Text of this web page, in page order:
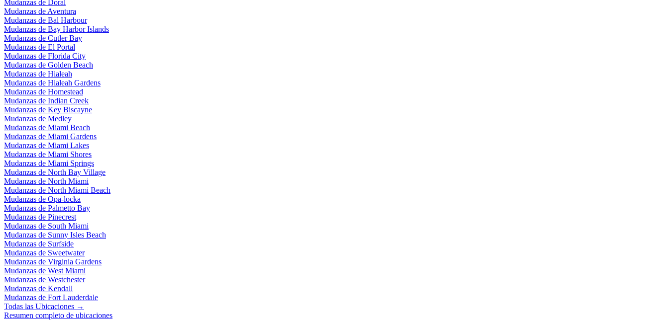
Mudanzas de Doral
Mudanzas de Aventura
Mudanzas de Bal Harbour
Mudanzas de Bay Harbor Islands
Mudanzas de Cutler Bay
Mudanzas de El Portal
Mudanzas de Florida City
Mudanzas de Golden Beach
Mudanzas de Hialeah
Mudanzas de Hialeah Gardens
Mudanzas de Homestead
Mudanzas de Indian Creek
Mudanzas de Key Biscayne
Mudanzas de Medley
Mudanzas de Miami Beach
Mudanzas de Miami Gardens
Mudanzas de Miami Lakes
Mudanzas de Miami Shores
Mudanzas de Miami Springs
Mudanzas de North Bay Village
Mudanzas de North Miami
Mudanzas de North Miami Beach
Mudanzas de Opa-locka
Mudanzas de Palmetto Bay
Mudanzas de Pinecrest
Mudanzas de South Miami
Mudanzas de Sunny Isles Beach
Mudanzas de Surfside
Mudanzas de Sweetwater
Mudanzas de Virginia Gardens
Mudanzas de West Miami
Mudanzas de Westchester
Mudanzas de Kendall
Mudanzas de Fort Lauderdale
Todas las Ubicaciones →
Resumen completo de ubicaciones